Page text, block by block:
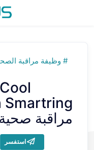
وظيفة مراقبة
Smartring
مراقبة
استفسر